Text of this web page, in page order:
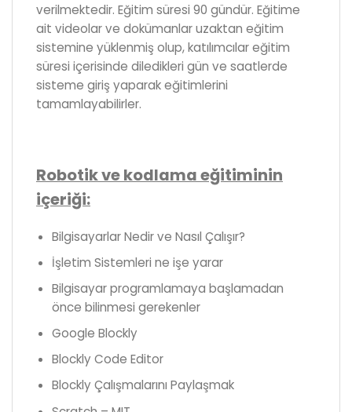
verilmektedir. Eğitim süresi 90 gündür. Eğitime
ait videolar ve dokümanlar uzaktan eğitim
sistemine yüklenmiş olup, katılımcılar eğitim
süresi içerisinde diledikleri gün ve saatlerde
sisteme giriş yaparak eğitimlerini
tamamlayabilirler.
Robotik ve kodlama eğitiminin
içeriği:
Bilgisayarlar Nedir ve Nasıl Çalışır?
İşletim Sistemleri ne işe yarar
Bilgisayar programlamaya başlamadan
önce bilinmesi gerekenler
Google Blockly
Blockly Code Editor
Blockly Çalışmalarını Paylaşmak